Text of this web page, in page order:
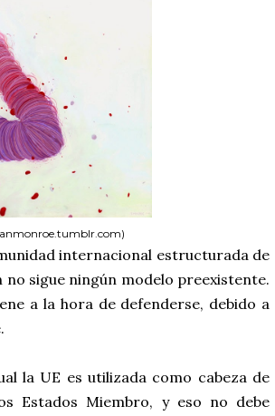
internacional estructurada de
sigue ningún modelo preexistente.
a la hora de defenderse, debido a
la UE es utilizada como cabeza de
Estados Miembro, y eso no debe